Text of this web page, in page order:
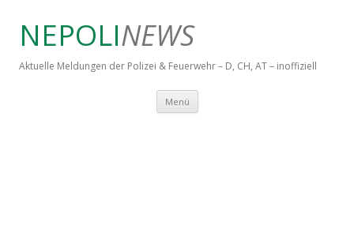
NEPOLINEWS
Aktuelle Meldungen der Polizei & Feuerwehr – D, CH, AT – inoffiziell
Menü Springe zum Inhalt